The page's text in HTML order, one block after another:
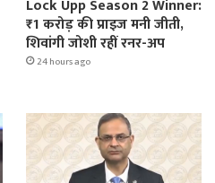
Lock Upp Season 2 Winner:
₹1 करोड़ की प्राइज मनी जीती,
शिवांगी जोशी रहीं रनर-अप
24 hours ago